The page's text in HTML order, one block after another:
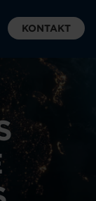
KONTAKT